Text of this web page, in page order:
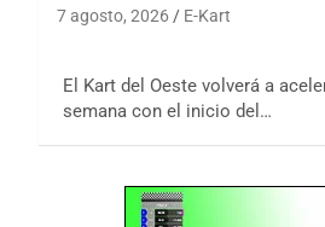
7 agosto, 2026 E-Kart
El Kart del Oeste volverá a
semana con el inicio del…